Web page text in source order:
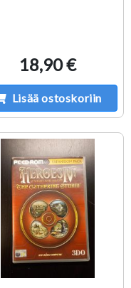
18,90 €
Lisää ostoskoriin